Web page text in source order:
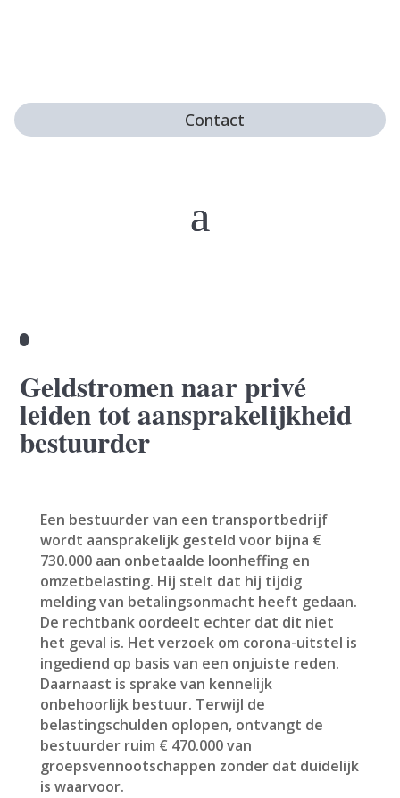
Contact
Geldstromen naar privé
leiden tot aansprakelijkheid
bestuurder
Een bestuurder van een transportbedrijf
wordt aansprakelijk gesteld voor bijna €
730.000 aan onbetaalde loonheffing en
omzetbelasting. Hij stelt dat hij tijdig
melding van betalingsonmacht heeft gedaan.
De rechtbank oordeelt echter dat dit niet
het geval is. Het verzoek om corona-uitstel is
ingediend op basis van een onjuiste reden.
Daarnaast is sprake van kennelijk
onbehoorlijk bestuur. Terwijl de
belastingschulden oplopen, ontvangt de
bestuurder ruim € 470.000 van
groepsvennootschappen zonder dat duidelijk
is waarvoor.